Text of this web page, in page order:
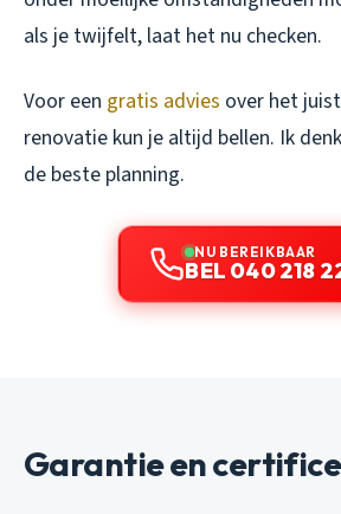
als je twijfelt, laat het nu checken.
Voor een gratis advies over het
renovatie kun je altijd bellen. Ik
de beste planning.
NU BEREIKBAAR
BEL 040 218
Garantie en